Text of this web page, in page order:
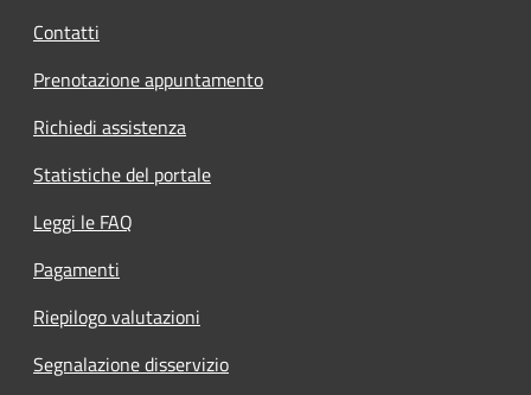
Contatti
Prenotazione appuntamento
Richiedi assistenza
Statistiche del portale
Leggi le FAQ
Pagamenti
Riepilogo valutazioni
Segnalazione disservizio